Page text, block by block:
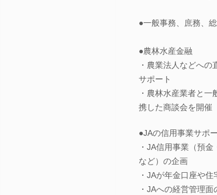
●一般事務、庶務、
●農林水産金融
・農業法人などへ
サポート
・農林水産業者と
携した商談会を開催
●JAの信用事業サポ
・JA信用事業（預
など）の企画
・JAが年金口座や
・JAへの経営管理面